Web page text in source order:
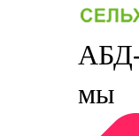
АБД-
мы